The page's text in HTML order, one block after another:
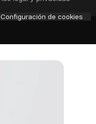
Configuración de cookies